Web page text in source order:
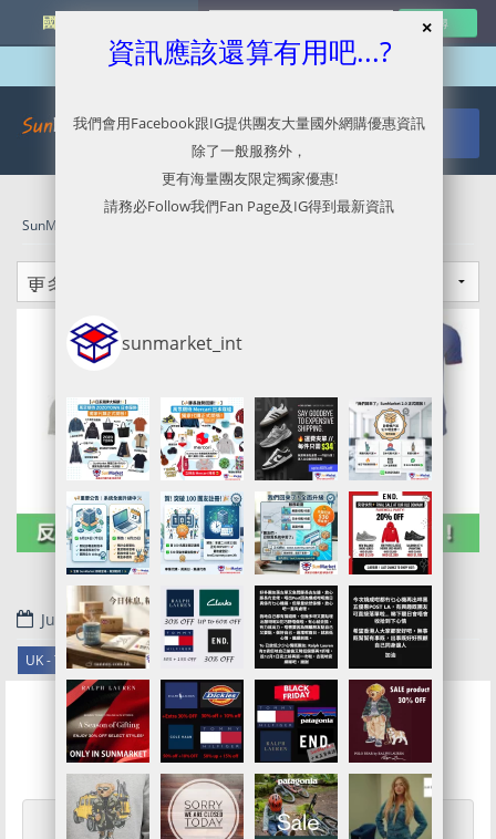
國外網購最新資訊
SunMarket 代購．代運．代寄
June 30, 2017
UK - TokyoLaundry .
Tokyo Laundry代購情報
資訊應該還算有用吧...?
我們會用Facebook跟IG提供團友大量國外網購優惠資訊
除了一般服務外，
更有海量團友限定獨家優惠!
請務必Follow我們Fan Page及IG得到最新資訊
sunmarket_int